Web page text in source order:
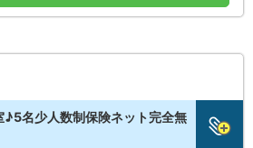
名少人数制保険ネット完全無